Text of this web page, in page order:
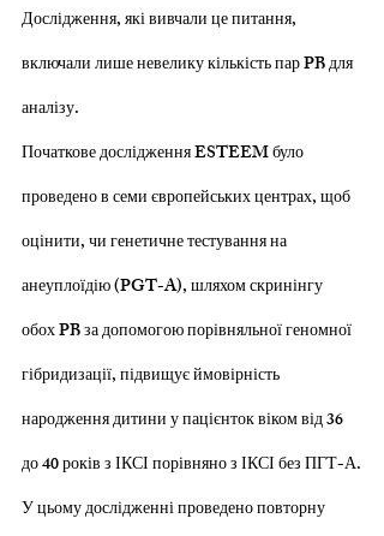
Дослідження, які вивчали це питання,
включали лише невелику кількість пар PB для
аналізу.
Початкове дослідження ESTEEM було
проведено в семи європейських центрах, щоб
оцінити, чи генетичне тестування на
анеуплоїдію (PGT-A), шляхом скринінгу
обох PB за допомогою порівняльної геномної
гібридизації, підвищує ймовірність
народження дитини у пацієнток віком від 36
до 40 років з ІКСІ порівняно з ІКСІ без ПГТ-А.
У цьому дослідженні проведено повторну